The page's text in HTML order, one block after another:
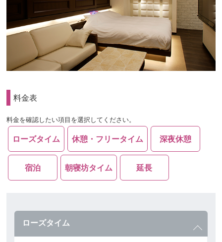
料金表
料金を確認したい項目を選択してください。
ローズタイム 休憩・フリータイム 深夜休憩
宿泊 朝寝坊タイム 延長
ローズタイム